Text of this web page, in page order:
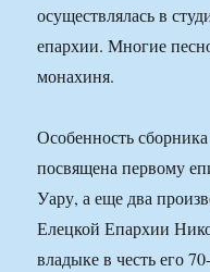
осуществлялась в
епархии. Многие
монахиня.
Особенность
посвящена первому
Уару, а еще два
Елецкой Епархии
владыке в честь его